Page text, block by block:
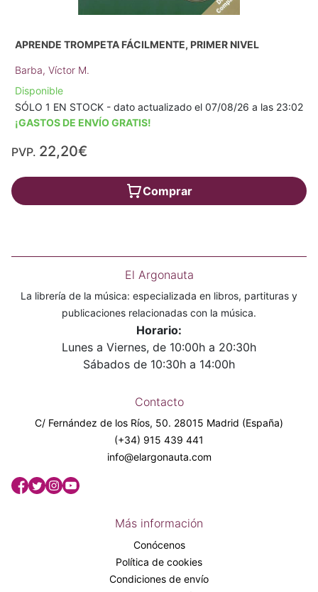
APRENDE TROMPETA FÁCILMENTE, PRIMER NIVEL
Barba, Víctor M.
Disponible
SÓLO 1 EN STOCK - dato actualizado el 07/08/26 a las 23:02
¡GASTOS DE ENVÍO GRATIS!
PVP. 22,20€
Comprar
El Argonauta
La librería de la música: especializada en libros, partituras y
publicaciones relacionadas con la música.
Horario:
Lunes a Viernes, de 10:00h a 20:30h
Sábados de 10:30h a 14:00h
Contacto
C/ Fernández de los Ríos, 50. 28015 Madrid (España)
(+34) 915 439 441
info@elargonauta.com
Más información
Conócenos
Política de cookies
Condiciones de envío